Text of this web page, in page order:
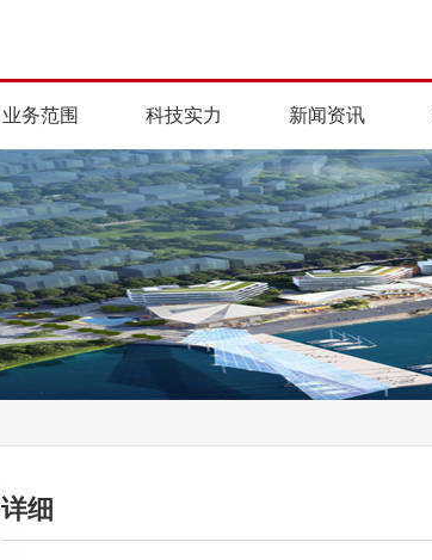
业务范围 科技实力 新闻资讯
详细